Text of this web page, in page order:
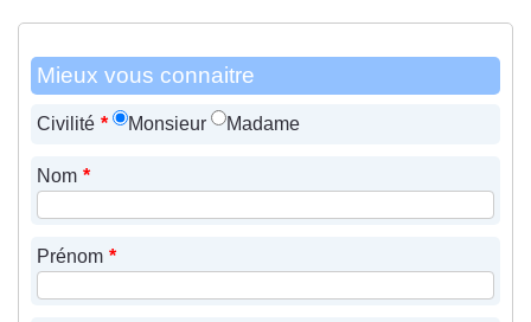
Mieux vous connaitre
Civilité * Monsieur Madame
Nom *
Prénom *